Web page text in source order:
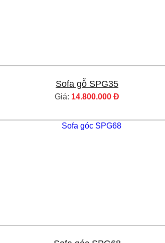
Sofa gỗ SPG35
Giá: 14.800.000 Đ